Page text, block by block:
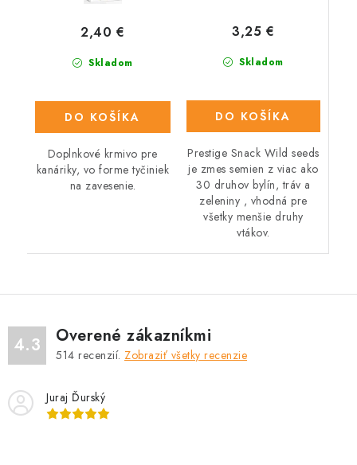
Skladom
2,40 €
DO KOŠÍKA
Doplnkové krmivo pre
kanáriky, vo forme tyčiniek
na zavesenie.
Skladom
3,25 €
DO KOŠÍKA
Prestige Snack Wild seeds
je zmes semien z viac ako
30 druhov bylín, tráv a
zeleniny , vhodná pre
všetky menšie druhy
vtákov.
4.3 Overené zákazníkmi
514 recenzií. Zobraziť všetky recenzie
Juraj Ďurský